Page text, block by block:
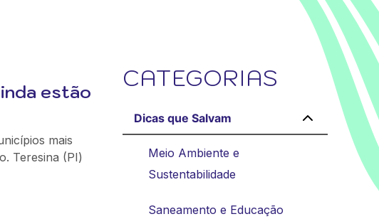
estão
mais
Teresina (PI)
CATEGORIAS
Dicas que Salvam
Meio Ambiente e
Sustentabilidade
Saneamento e Educação